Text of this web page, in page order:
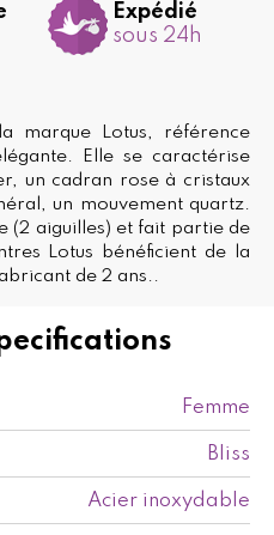
Femme
Bliss
Acier inoxydable
Expédié
sous 24h
marque Lotus, référence
Elle se caractérise
un cadran rose à cristaux
un mouvement quartz.
(2 aiguilles) et fait partie de
Lotus bénéficient de la
de 2 ans..